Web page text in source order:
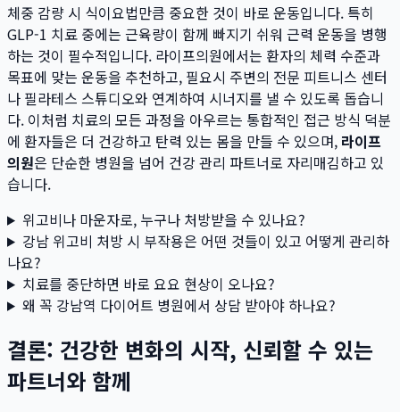
체중 감량 시 식이요법만큼 중요한 것이 바로 운동입니다. 특히
GLP-1 치료 중에는 근육량이 함께 빠지기 쉬워 근력 운동을 병행
하는 것이 필수적입니다. 라이프의원에서는 환자의 체력 수준과
목표에 맞는 운동을 추천하고, 필요시 주변의 전문 피트니스 센터
나 필라테스 스튜디오와 연계하여 시너지를 낼 수 있도록 돕습니
다. 이처럼 치료의 모든 과정을 아우르는 통합적인 접근 방식 덕분
에 환자들은 더 건강하고 탄력 있는 몸을 만들 수 있으며, 라이프
의원은 단순한 병원을 넘어 건강 관리 파트너로 자리매김하고 있
습니다.
위고비나 마운자로, 누구나 처방받을 수 있나요?
강남 위고비 처방 시 부작용은 어떤 것들이 있고 어떻게 관리하
나요?
치료를 중단하면 바로 요요 현상이 오나요?
왜 꼭 강남역 다이어트 병원에서 상담 받아야 하나요?
결론: 건강한 변화의 시작, 신뢰할 수 있는
파트너와 함께